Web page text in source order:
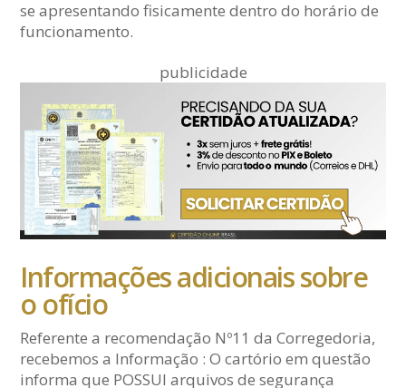
se apresentando fisicamente dentro do horário de
funcionamento.
publicidade
Informações adicionais sobre
o ofício
Referente a recomendação Nº11 da Corregedoria,
recebemos a Informação : O cartório em questão
informa que POSSUI arquivos de segurança